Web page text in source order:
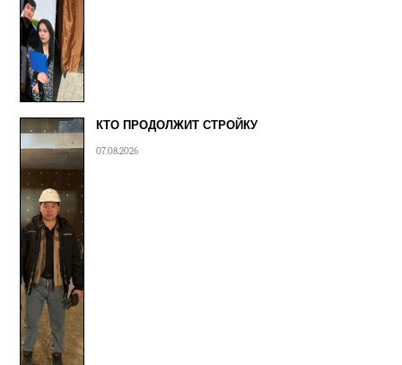
КТО ПРОДОЛЖИТ СТРОЙКУ
07.08.2026